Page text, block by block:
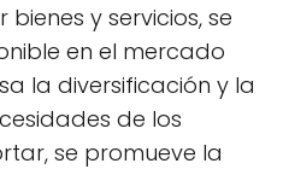
y servicios, se
en el mercado
la diversificación y la
de los
se promueve la